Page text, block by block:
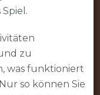
zu
was funktioniert
so können Sie